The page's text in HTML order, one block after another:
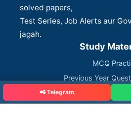
solved papers,
Test Series, Job Alerts aur
jagah.
Study
MCQ
Previous Year
📲 Telegram